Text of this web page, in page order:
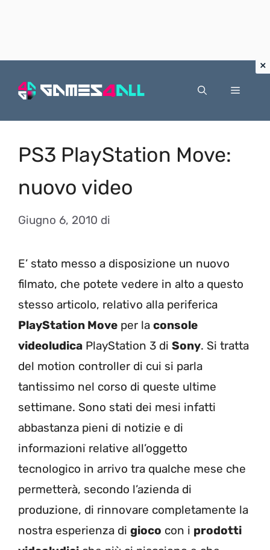
Menu
PS3 PlayStation Move:
nuovo video
Giugno 6, 2010 di
E’ stato messo a disposizione un nuovo
filmato, che potete vedere in alto a questo
stesso articolo, relativo alla periferica
PlayStation Move per la console
videoludica PlayStation 3 di Sony. Si tratta
del motion controller di cui si parla
tantissimo nel corso di queste ultime
settimane. Sono stati dei mesi infatti
abbastanza pieni di notizie e di
informazioni relative all’oggetto
tecnologico in arrivo tra qualche mese che
permetterà, secondo l’azienda di
produzione, di rinnovare completamente la
nostra esperienza di gioco con i prodotti